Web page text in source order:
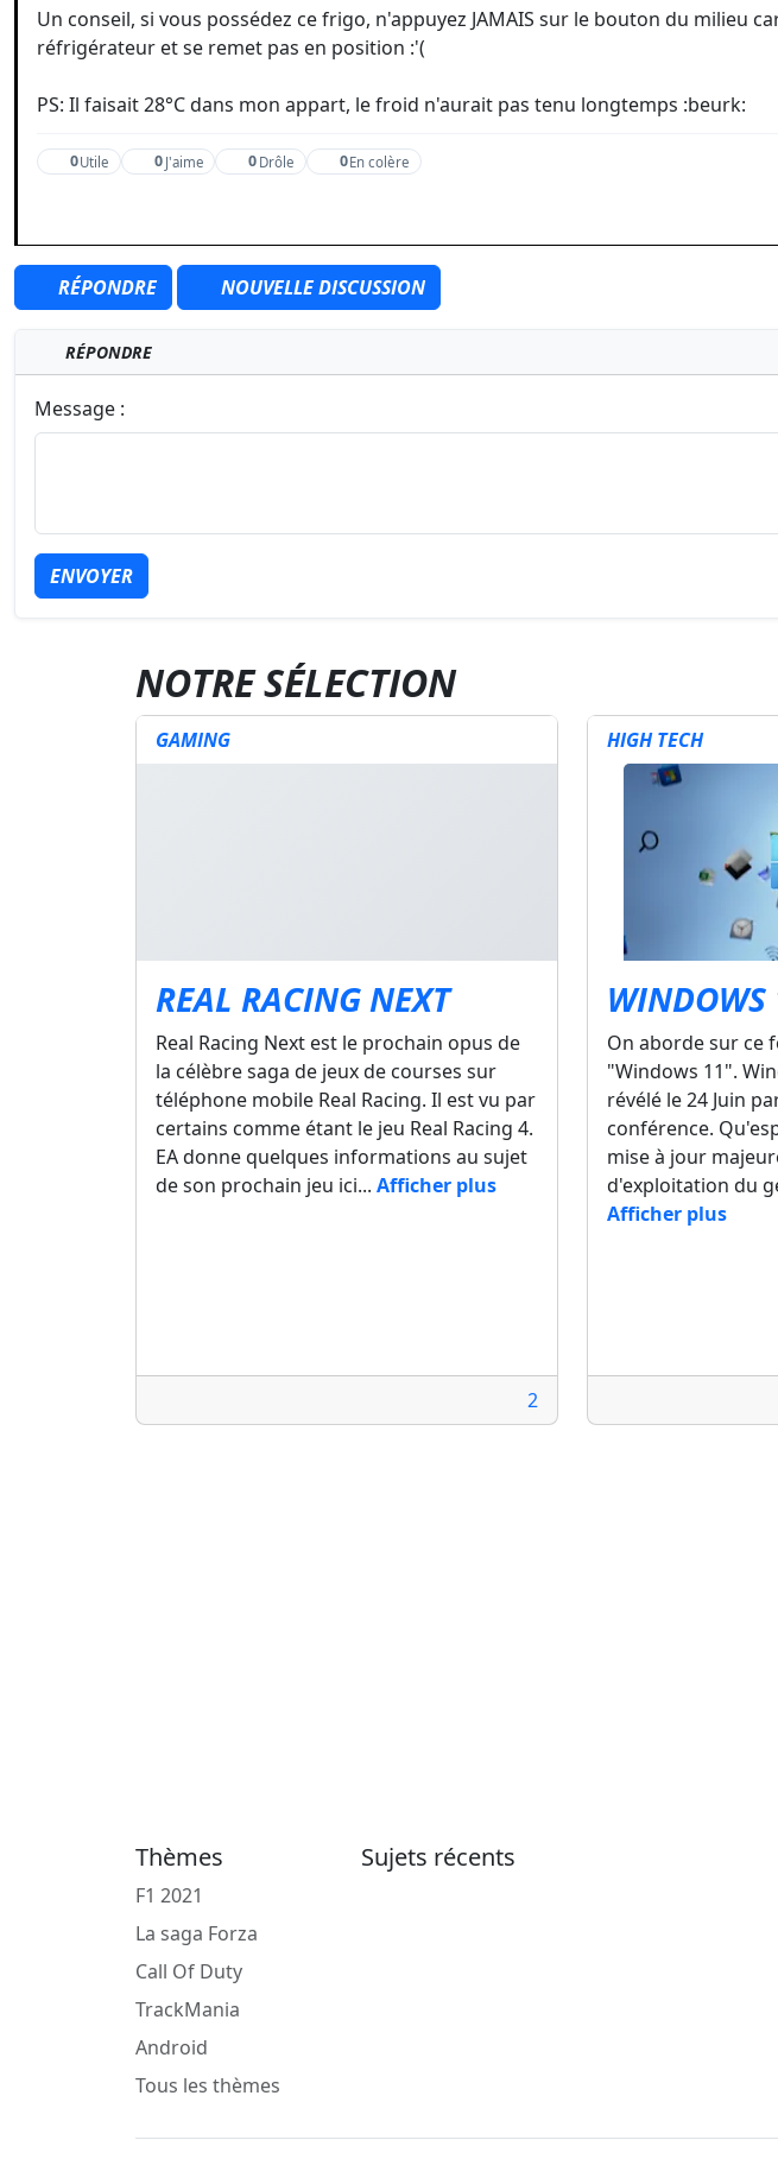
Un conseil, si vous possédez ce frigo, n'appuyez JAMAIS sur le bouton du milieu
réfrigérateur et se remet pas en position :'(
PS: Il faisait 28°C dans mon appart, le froid n'aurait pas tenu longtemps :beurk:
0Utile 0 J'aime 0 Drôle 0En colère
RÉPONDRE NOUVELLE DISCUSSION
RÉPONDRE
Message :
ENVOYER
NOTRE SÉLECTION
GAMING
REAL RACING NEXT
Real Racing Next est le prochain opus de
la célèbre saga de jeux de courses sur
téléphone mobile Real Racing. Il est vu par
certains comme étant le jeu Real Racing 4.
EA donne quelques informations au sujet
de son prochain jeu ici... Afficher plus
2
HIGH TECH
WINDOWS
On aborde sur ce
"Windows 11".
révélé le 24 Juin
conférence.
mise à jour
d'exploitation du
Afficher plus
Thèmes
F1 2021
La saga Forza
Call Of Duty
TrackMania
Android
Tous les thèmes
Sujets récents